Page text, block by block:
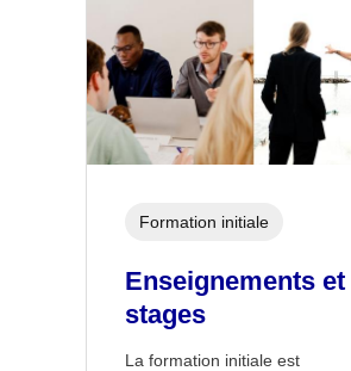
Enseignements et
stages
La formation initiale est
Formation initiale